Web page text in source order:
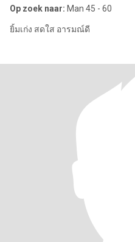
Op zoek naar: Man 45 - 60
ยิ้มเก่ง สดใส อารมณ์ดี